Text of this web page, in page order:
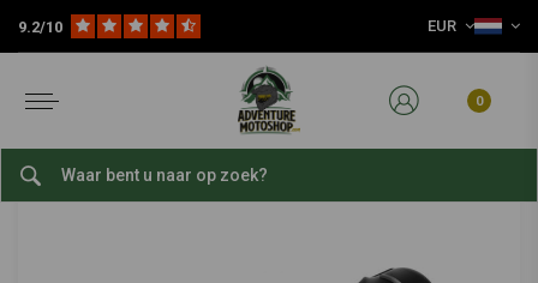
9.2/10 EUR
0
Reis Accessoires Motorfiets Navigatie
RC4- Afstandsbediening met 4 Knoppen